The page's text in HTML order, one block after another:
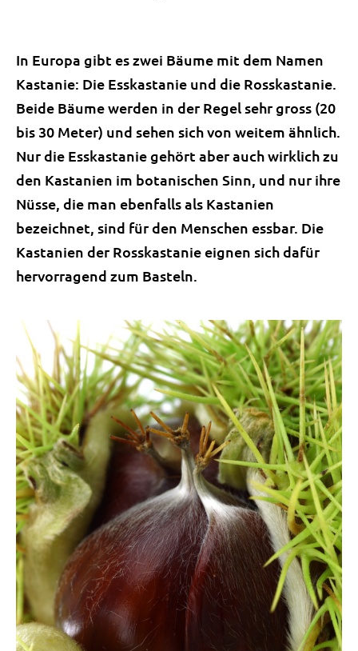
In Europa gibt es zwei Bäume mit dem Namen
Kastanie: Die Esskastanie und die Rosskastanie.
Beide Bäume werden in der Regel sehr gross (20
bis 30 Meter) und sehen sich von weitem ähnlich.
Nur die Esskastanie gehört aber auch wirklich zu
den Kastanien im botanischen Sinn, und nur ihre
Nüsse, die man ebenfalls als Kastanien
bezeichnet, sind für den Menschen essbar. Die
Kastanien der Rosskastanie eignen sich dafür
hervorragend zum Basteln.